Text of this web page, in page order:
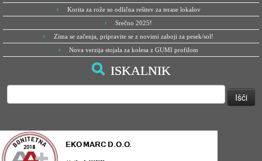
Korita za rože so odlična rešitev za terase lokalov
Srečno 2025!
Zima se začenja, pripravite se z novimi zaboji za pesek/sol!
Nova verzija stojala za kolesa z GUMI profilom
ISKALNIK